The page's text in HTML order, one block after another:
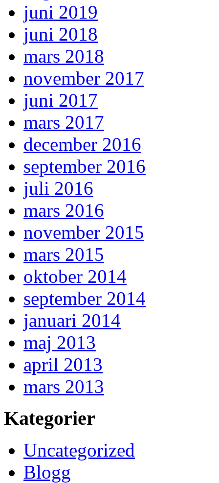
juni 2019
juni 2018
mars 2018
november 2017
juni 2017
mars 2017
december 2016
september 2016
juli 2016
mars 2016
november 2015
mars 2015
oktober 2014
september 2014
januari 2014
maj 2013
april 2013
mars 2013
Kategorier
Uncategorized
Blogg